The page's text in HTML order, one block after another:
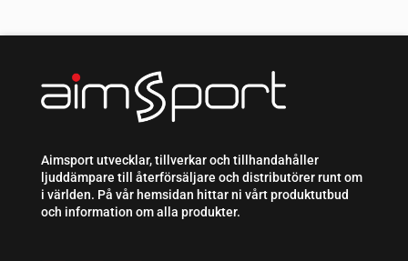
Aimsport utvecklar, tillverkar och tillhandahåller
ljuddämpare till återförsäljare och distributörer runt om
i världen. På vår hemsidan hittar ni vårt produktutbud
och information om alla produkter.